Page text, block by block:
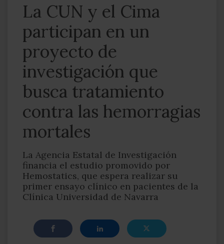
La CUN y el Cima
participan en un
proyecto de
investigación que
busca tratamiento
contra las hemorragias
mortales
La Agencia Estatal de Investigación
financia el estudio promovido por
Hemostatics, que espera realizar su
primer ensayo clínico en pacientes de la
Clínica Universidad de Navarra